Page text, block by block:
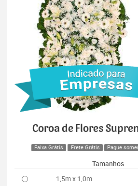
Coroa de Flores
Faixa Grátis Frete Grátis Pague
Tamanhos
1,5m x 1,0m